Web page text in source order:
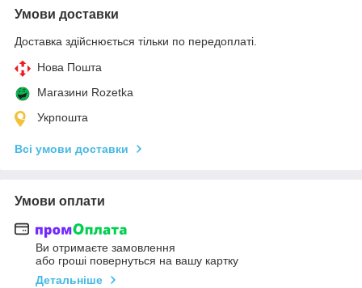
Умови доставки
Доставка здійснюється тільки по передоплаті.
Нова Пошта
Магазини Rozetka
Укрпошта
Всі умови доставки
Умови оплати
Ви отримаєте замовлення
або гроші повернуться на вашу картку
Детальніше